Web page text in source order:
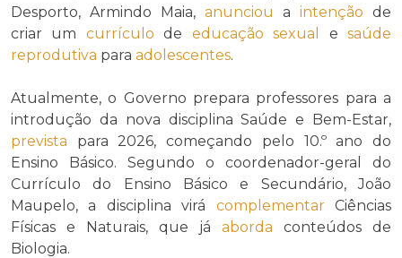
Desporto, Armindo Maia, anunciou a intenção de
criar um currículo de educação sexual esaúde
reprodutiva para adolescentes.
Atualmente, o Governo prepara professores para a
introdução da nova disciplina Saúde e Bem-Estar,
prevista para 2026, começando pelo 10.º ano do
Ensino Básico. Segundo o coordenador-geral do
Currículo do Ensino Básico e Secundário, João
Maupelo, a disciplina virá complementarCiências
Físicas e Naturais, que já aborda conteúdos de
Biologia.